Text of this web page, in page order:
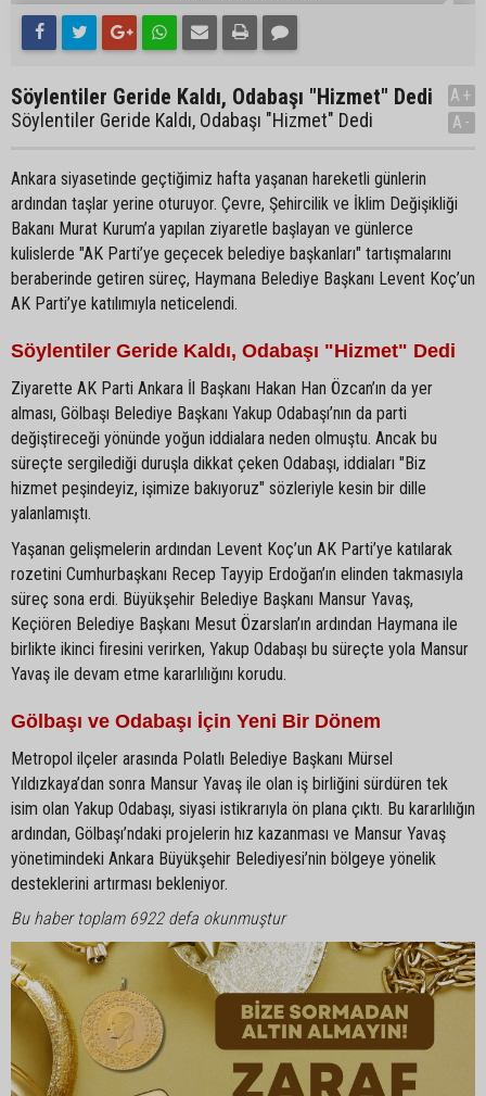
Söylentiler Geride Kaldı, Odabaşı "Hizmet" Dedi
Söylentiler Geride Kaldı, Odabaşı "Hizmet" Dedi
A+
A-
Ankara siyasetinde geçtiğimiz hafta yaşanan hareketli günlerin
ardından taşlar yerine oturuyor. Çevre, Şehircilik ve İklim Değişikliği
Bakanı Murat Kurum’a yapılan ziyaretle başlayan ve günlerce
kulislerde "AK Parti’ye geçecek belediye başkanları" tartışmalarını
beraberinde getiren süreç, Haymana Belediye Başkanı Levent Koç’un
AK Parti’ye katılımıyla neticelendi.
Söylentiler Geride Kaldı, Odabaşı "Hizmet" Dedi
Ziyarette AK Parti Ankara İl Başkanı Hakan Han Özcan’ın da yer
alması, Gölbaşı Belediye Başkanı Yakup Odabaşı’nın da parti
değiştireceği yönünde yoğun iddialara neden olmuştu. Ancak bu
süreçte sergilediği duruşla dikkat çeken Odabaşı, iddiaları "Biz
hizmet peşindeyiz, işimize bakıyoruz" sözleriyle kesin bir dille
yalanlamıştı.
Yaşanan gelişmelerin ardından Levent Koç’un AK Parti’ye katılarak
rozetini Cumhurbaşkanı Recep Tayyip Erdoğan’ın elinden takmasıyla
süreç sona erdi. Büyükşehir Belediye Başkanı Mansur Yavaş,
Keçiören Belediye Başkanı Mesut Özarslan’ın ardından Haymana ile
birlikte ikinci firesini verirken, Yakup Odabaşı bu süreçte yola Mansur
Yavaş ile devam etme kararlılığını korudu.
Gölbaşı ve Odabaşı İçin Yeni Bir Dönem
Metropol ilçeler arasında Polatlı Belediye Başkanı Mürsel
Yıldızkaya’dan sonra Mansur Yavaş ile olan iş birliğini sürdüren tek
isim olan Yakup Odabaşı, siyasi istikrarıyla ön plana çıktı. Bu kararlılığın
ardından, Gölbaşı’ndaki projelerin hız kazanması ve Mansur Yavaş
yönetimindeki Ankara Büyükşehir Belediyesi’nin bölgeye yönelik
desteklerini artırması bekleniyor.
Bu haber toplam 6922 defa okunmuştur